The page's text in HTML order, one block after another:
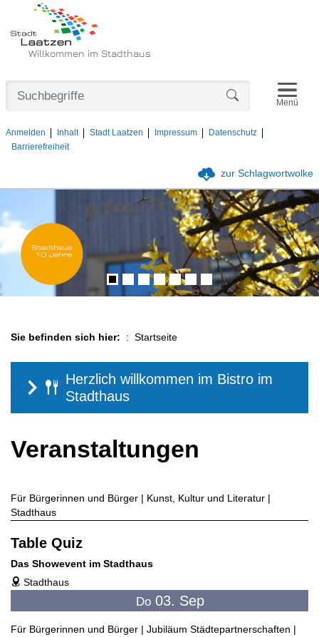
Willkommen im Stadthaus
Anmelden Inhalt Stadt Laatzen Impressum
Datenschutz
Barrierefreiheit
Menü
zur Schlagwortwolke
Sie befinden sich hier: Startseite
Herzlich willkommen im Bistro im
Stadthaus
Veranstaltungen
Für Bürgerinnen und Bürger | Kunst, Kultur und Literatur |
Stadthaus
Table Quiz
Das Showevent im Stadthaus
address Stadthaus
Do 03. Sep
Für Bürgerinnen und Bürger | Jubiläum Städtepartnerschaften |